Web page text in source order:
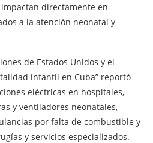
directamente en
a la atención neonatal y
de Estados Unidos y el
infantil en Cuba” reportó
eléctricas en hospitales,
y ventiladores neonatales,
por falta de combustible y
y servicios especializados.